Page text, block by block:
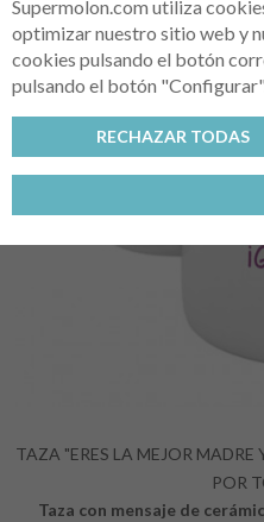
TAZA "ERES LA MEJOR
POR
Taza con mensaje de
Supermolon.com utiliza
optimizar nuestro sitio web y
cookies pulsando el botón
pulsando el botón "Configurar".
RECHAZAR TODAS